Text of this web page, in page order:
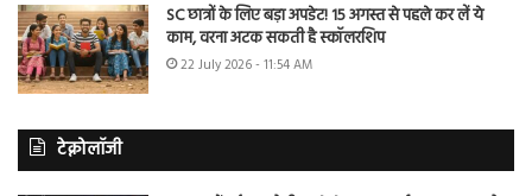
SC छात्रों के लिए बड़ा अपडेट! 15 अगस्त से पहले कर लें ये
काम, वरना अटक सकती है स्कॉलरशिप
22 July 2026 - 11:54 AM
टेक्नोलॉजी